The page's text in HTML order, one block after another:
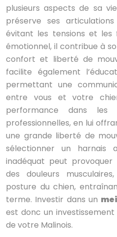
plusieurs aspects de sa
préserve ses
évitant les tensions et les
émotionnel, il contribue à
confort et liberté de
facilite également
permettant une
entre vous et votre
performance dans les
professionnelles, en lui
une grande liberté de
sélectionner un harnais
inadéquat peut
des douleurs
posture du chien,
terme. Investir dans un
est donc un
de votre Malinois.